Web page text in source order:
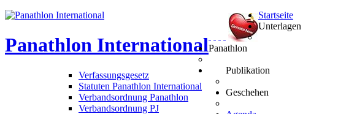
Panathlon International
Startseite
Unterlagen
Verfassungsgesetz
Statuten Panathlon International
Verbandsordnung Panathlon
Verbandsordnung PJ
Panathlon
Publikation
Geschehen